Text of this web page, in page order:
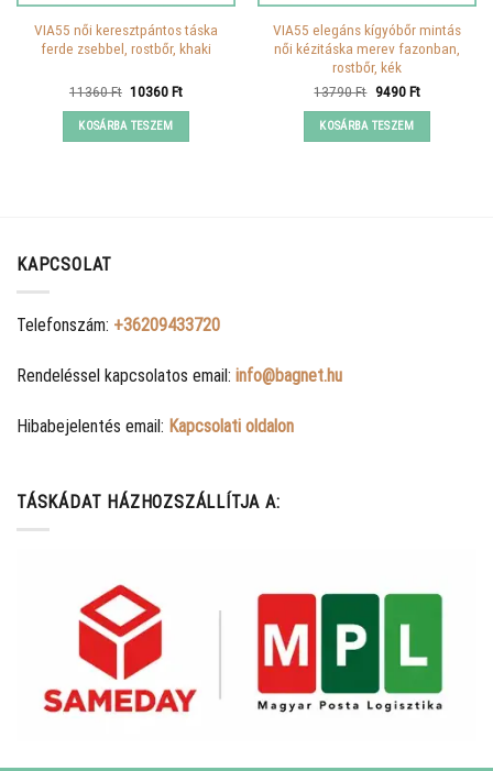
VIA55 női keresztpántos táska
ferde zsebbel, rostbőr, khaki
11360Ft Original
was:
11360 Ft.
10360FtCurrent
KOSÁRBA TESZEM
VIA55 elegáns kígyóbőr mintás
női kézitáska merev fazonban,
rostbőr, kék
13790Ft Original
was:
13790 Ft.
9490FtCurrent
KOSÁRBA TESZEM
KAPCSOLAT
Telefonszám: +36209433720
Rendeléssel kapcsolatos email: info@bagnet.hu
Hibabejelentés email: Kapcsolati oldalon
TÁSKÁDAT HÁZHOZSZÁLLÍTJA A: